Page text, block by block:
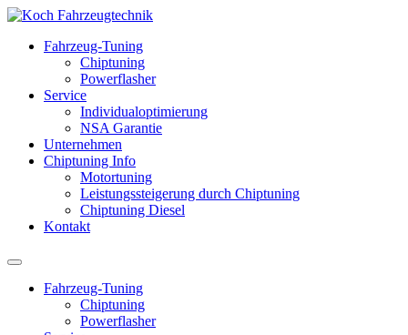
Fahrzeug-Tuning
Chiptuning
Powerflasher
Service
Individualoptimierung
NSA Garantie
Unternehmen
Chiptuning Info
Motortuning
Leistungssteigerung durch Chiptuning
Chiptuning Diesel
Kontakt
Fahrzeug-Tuning
Chiptuning
Powerflasher